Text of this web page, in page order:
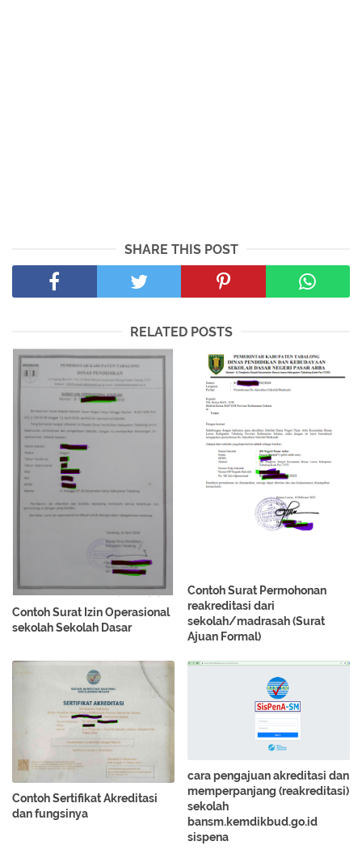
SHARE THIS POST
RELATED POSTS
Contoh Surat Izin Operasional
sekolah Sekolah Dasar
Contoh Surat Permohonan
reakreditasi dari
sekolah/madrasah (Surat
Ajuan Formal)
Contoh Sertifikat Akreditasi
dan fungsinya
cara pengajuan akreditasi dan
memperpanjang (reakreditasi)
sekolah
bansm.kemdikbud.go.id
sispena